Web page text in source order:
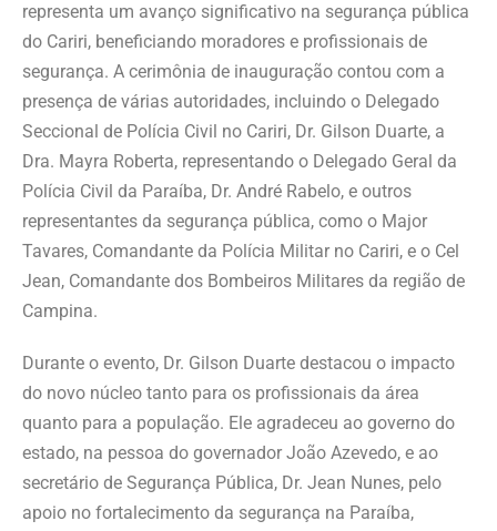
representa um avanço significativo na segurança pública
do Cariri, beneficiando moradores e profissionais de
segurança. A cerimônia de inauguração contou com a
presença de várias autoridades, incluindo o Delegado
Seccional de Polícia Civil no Cariri, Dr. Gilson Duarte, a
Dra. Mayra Roberta, representando o Delegado Geral da
Polícia Civil da Paraíba, Dr. André Rabelo, e outros
representantes da segurança pública, como o Major
Tavares, Comandante da Polícia Militar no Cariri, e o Cel
Jean, Comandante dos Bombeiros Militares da região de
Campina.
Durante o evento, Dr. Gilson Duarte destacou o impacto
do novo núcleo tanto para os profissionais da área
quanto para a população. Ele agradeceu ao governo do
estado, na pessoa do governador João Azevedo, e ao
secretário de Segurança Pública, Dr. Jean Nunes, pelo
apoio no fortalecimento da segurança na Paraíba,